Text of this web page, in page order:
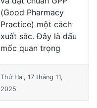
(Good Pharmacy
Practice) một cách
xuất sắc. Đây là dấu
mốc quan trọng
Thứ Hai, 17 tháng 11,
2025